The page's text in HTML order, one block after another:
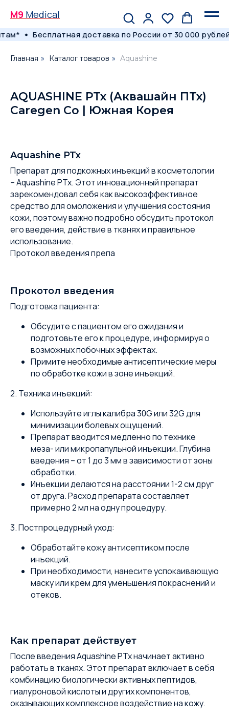
M9 Medical
Бесплатная доставка по России от 30 000 рублей
Главная » Каталог товаров » Aquashine
AQUASHINE PTx (Аквашайн ПТх)
Caregen Co | Южная Корея
Aquashine PTx
Препарат для подкожных инъекций в косметологии
– Aquashine PTx. Этот инновационный препарат
зарекомендовал себя как высокоэффективное
средство для омоложения и улучшения состояния
кожи, поэтому важно подробно обсудить протокол
его введения, действие в тканях и правильное
использование.
Протокол введения препа
Прокотол введения
Подготовка пациента:
Обсудите с пациентом его ожидания и
подготовьте его к процедуре, информируя о
возможных побочных эффектах.
Примите необходимые антисептические меры
по обработке кожи в зоне инъекций.
2. Техника инъекций:
Используйте иглы калибра 30G или 32G для
минимизации болевых ощущений.
Препарат вводится медленно по технике
меза- или микропапульной инъекции. Глубина
введения – от 1 до 3 мм в зависимости от зоны
обработки.
Инъекции делаются на расстоянии 1-2 см друг
от друга. Расход препарата составляет
примерно 2 мл на одну процедуру.
3. Постпроцедурный уход:
Обработайте кожу антисептиком после
инъекций.
При необходимости, нанесите успокаивающую
маску или крем для уменьшения покраснений и
отеков.
Как препарат действует
После введения Aquashine PTx начинает активно
работать в тканях. Этот препарат включает в себя
комбинацию биологически активных пептидов,
гиалуроновой кислоты и других компонентов,
оказывающих комплексное воздействие на кожу.